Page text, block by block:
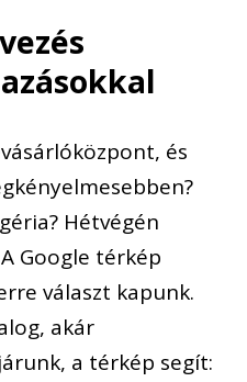
és
Hétvégén
Google térkép
választ kapunk.
akár
a térkép segít: